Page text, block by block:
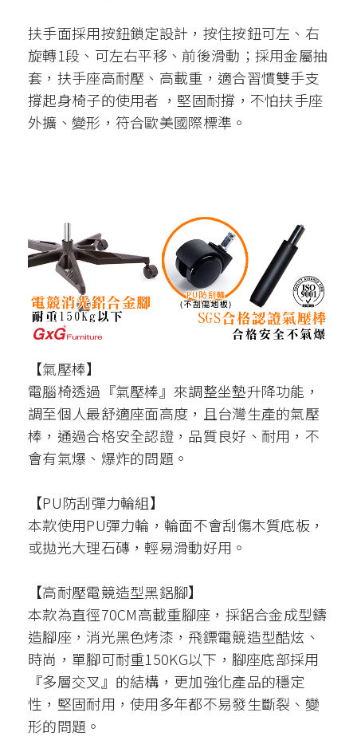
扶手面採用按鈕鎖定設計，按住按鈕可左、右
旋轉1段、可左右平移、前後滑動；採用金屬抽
套，扶手座高耐壓、高載重，適合習慣雙手支
撐起身椅子的使用者 ，堅固耐撐，不怕扶手座
外擴、變形，符合歐美國際標準。
【氣壓棒】
電腦椅透過『氣壓棒』來調整坐墊升降功能，
調至個人最舒適座面高度，且台灣生產的氣壓
棒，通過合格安全認證，品質良好、耐用，不
會有氣爆、爆炸的問題。
【PU防刮彈力輪組】
本款使用PU彈力輪，輪面不會刮傷木質底板，
或拋光大理石磚，輕易滑動好用。
【高耐壓電競造型黑鋁腳】
本款為直徑70CM高載重腳座，採鋁合金成型鑄
造腳座，消光黑色烤漆，飛鏢電競造型酷炫、
時尚，單腳可耐重150KG以下，腳座底部採用
『多層交叉』的結構，更加強化產品的穩定
性，堅固耐用，使用多年都不易發生斷裂、變
形的問題。